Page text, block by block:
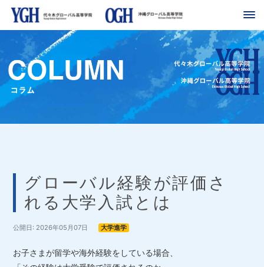
グローバル経験が評価さ
れる大学入試とは
公開日: 2026年05月07日 大学進学
お子さまが留学や海外経験をしている場合、